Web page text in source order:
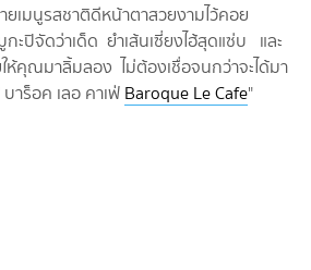
เมนูรสชาติดีหน้าตาสวยงามไว้คอย
ะปิจัดว่าเด็ด ยำเส้นเซี่ยงไฮ้สุดแซ่บ และ
ห้คุณมาลิ้มลอง ไม่ต้องเชื่อจนกว่าจะได้มา
าร็อค เลอ คาเฟ่ Baroque Le Cafe"